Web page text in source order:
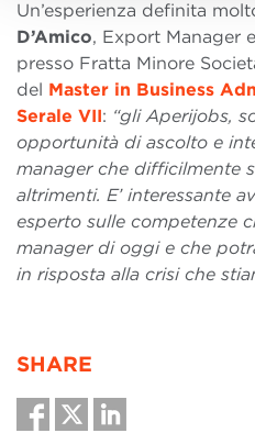
Un’esperienza definita
D’Amico, Export Manager
presso Fratta Minore
del Master in Business
Serale VII: “gli Aperijobs,
opportunità di ascolto e
manager che difficilmente
altrimenti. E’ interessante
esperto sulle competenze
manager di oggi e che
in risposta alla crisi che
SHARE